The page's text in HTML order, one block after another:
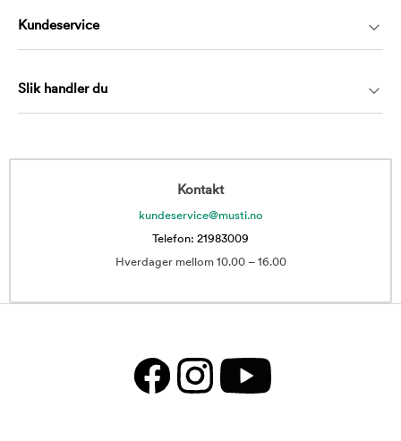
Kundeservice
Slik handler du
Kontakt
kundeservice@musti.no
Telefon: 21983009
Hverdager mellom 10.00 – 16.00